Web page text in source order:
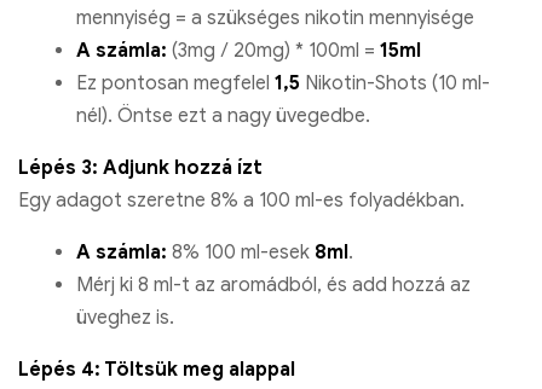
mennyiség = a szükséges nikotin mennyisége
A számla: (3mg / 20mg) * 100ml = 15ml
Ez pontosan megfelel 1,5 Nikotin-Shots (10 ml-
nél). Öntse ezt a nagy üvegedbe.
Lépés 3: Adjunk hozzá ízt
Egy adagot szeretne 8% a 100 ml-es folyadékban.
A számla: 8% 100 ml-esek 8ml.
Mérj ki 8 ml-t az aromádból, és add hozzá az
üveghez is.
Lépés 4: Töltsük meg alappal